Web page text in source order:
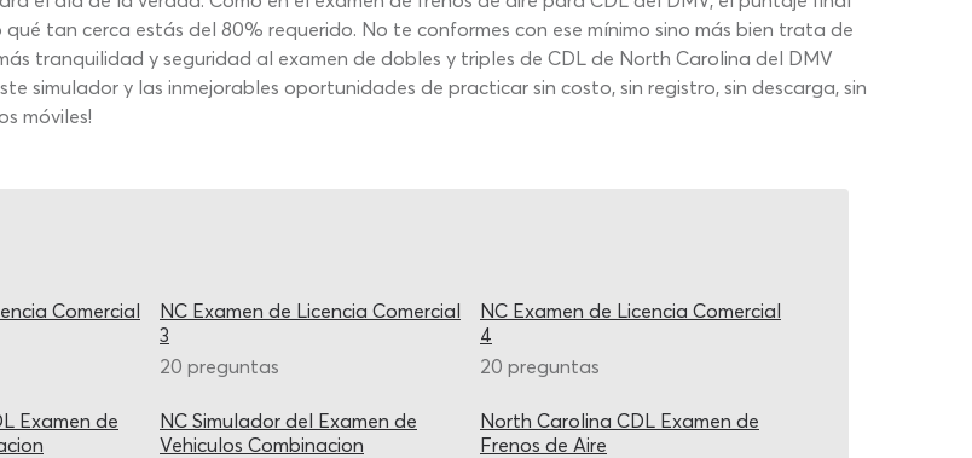
tan cerca estás del 80% requerido. No te conformes con ese mínimo sino más bien trata de
tranquilidad y seguridad al examen de dobles y triples de CDL de North Carolina del DMV
simulador y las inmejorables oportunidades de practicar sin costo, sin registro, sin descarga, sin
móviles!
Comercial
NC Examen de Licencia Comercial
3
20 preguntas
NC Examen de Licencia Comercial
4
20 preguntas
Examen de
NC Simulador del Examen de
Vehiculos Combinacion
North Carolina CDL Examen de
Frenos de Aire